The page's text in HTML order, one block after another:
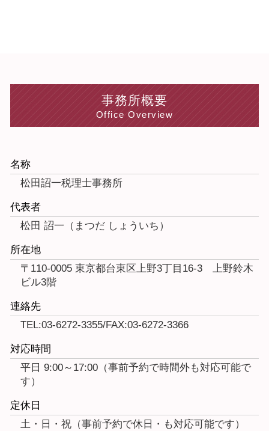
事務所概要
Office Overview
名称
松田詔一税理士事務所
代表者
松田 詔一（まつだ しょういち）
所在地
〒110-0005 東京都台東区上野3丁目16-3 上野鈴木
ビル3階
連絡先
TEL:03-6272-3355/FAX:03-6272-3366
対応時間
平日 9:00～17:00（事前予約で時間外も対応可能で
す）
定休日
土・日・祝（事前予約で休日・も対応可能です）